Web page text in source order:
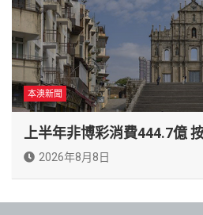
本澳新聞
上半年非博彩消費444.7億
2026年8月8日